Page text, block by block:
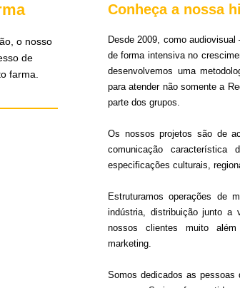
o nosso
de
farma.
Conheça a nossa
Desde 2009, como
de forma intensiva no
desenvolvemos uma
para atender não somente a
parte dos grupos.
Os nossos projetos são de
comunicação
especificações culturais,
Estruturamos operações de
indústria, distribuição junto a
nossos clientes muito
marketing.
Somos dedicados as